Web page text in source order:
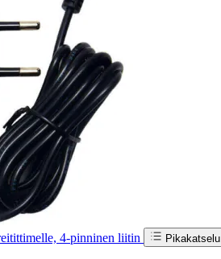
4-pinninen liitin Pikakatselu